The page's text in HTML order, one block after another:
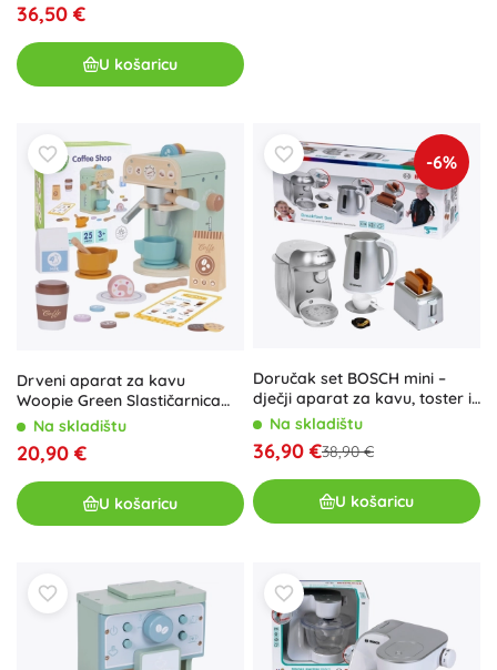
36,50 €
U košaricu
Drveni aparat za kavu
Woopie Green Slastičarnica
Barista 25 kom
Na skladištu
20,90 €
U košaricu
-6%
Doručak set BOSCH mini –
dječji aparat za kavu, toster i
kuhalo s zvukovima 3+
Na skladištu
36,90 €38,90 €
U košaricu